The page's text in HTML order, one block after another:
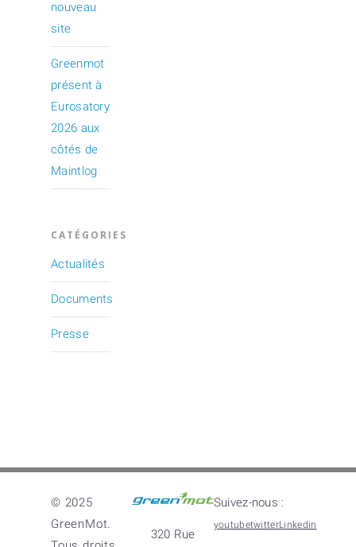
nouveau
site
Greenmot
présent à
Eurosatory
2026 aux
côtés de
Maintlog
CATÉGORIES
Actualités
Documents
Presse
© 2025
GreenMot.
320 Rue
Suivez-nous :
youtubetwitterLinkedin